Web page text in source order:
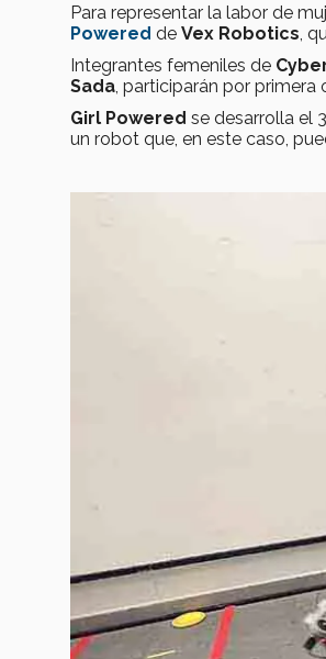
Para representar la labor de
Powered de Vex Robotics ,
Integrantes femeniles de
Sada , participarán por
Girl Powered se desarrolla el
un robot que, en este caso,